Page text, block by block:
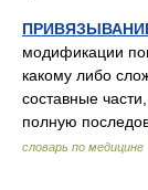
модификации
какому либо
составные
полную
словарь по медицине